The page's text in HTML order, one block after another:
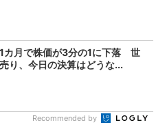
カ月で株価が3分の1に下落 世
り、今日の決算はどうな...
Recommended by